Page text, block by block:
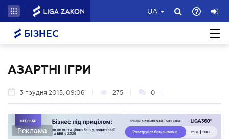
UA
БІЗНЕС
АЗАРТНІ ІГРИ
3 грудня 2015, 09:06 275 0
Реклама